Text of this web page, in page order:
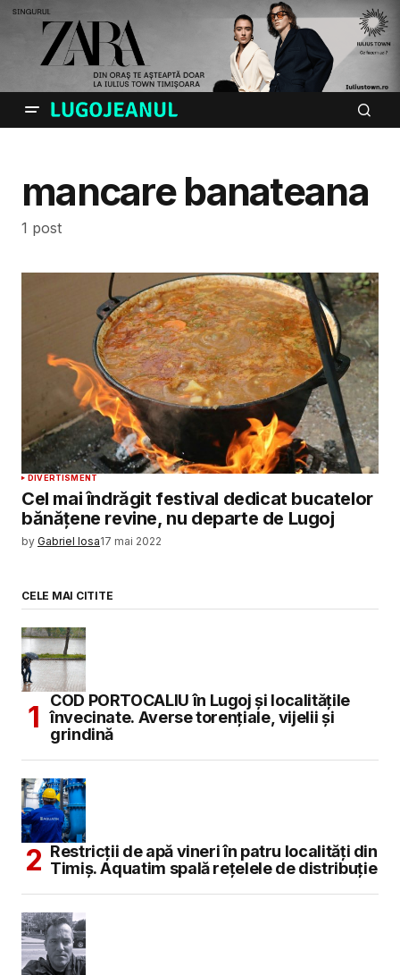
mancare banateana
1 post
DIVERTISMENT
Cel mai îndrăgit festival dedicat bucatelor
bănățene revine, nu departe de Lugoj
by Gabriel Iosa17 mai 2022
CELE MAI CITITE
COD PORTOCALIU în Lugoj și localitățile
învecinate. Averse torențiale, vijelii și
grindină
Restricții de apă vineri în patru localități din
Timiș. Aquatim spală rețelele de distribuție